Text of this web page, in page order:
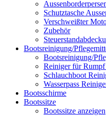
Schutztasche
Verschweißter
Zubehör
Bootsreinigung/
Bootsreinigung/
Reiniger für
Schlauchboot
Wasserpass
Bootsschirme
Bootssitze
Bootssitze anzeigen